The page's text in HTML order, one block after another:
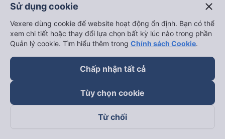
c. Lộ trình, giờ khởi hành và giờ kết thúc của xe khách
Phan Khánh
Giờ xuất phát ở Quảng Ngãi: 18:00
Thời gian chạy từ Quảng Ngãi đi Khánh Hòa của nhà
d. Các điểm đón khách của nhà xe Phan Khánh
Vòng xoay Đức Phổ
Sử dụng cookie close
Vexere dùng cookie để website hoạt động ổn định. Bạn có thể
xem chi tiết hoặc thay đổi lựa chọn bất kỳ lúc nào trong phần
Quản lý cookie. Tìm hiểu thêm trong Chính sách Cookie.
Chấp nhận tất cả
Tùy chọn cookie
Từ chối